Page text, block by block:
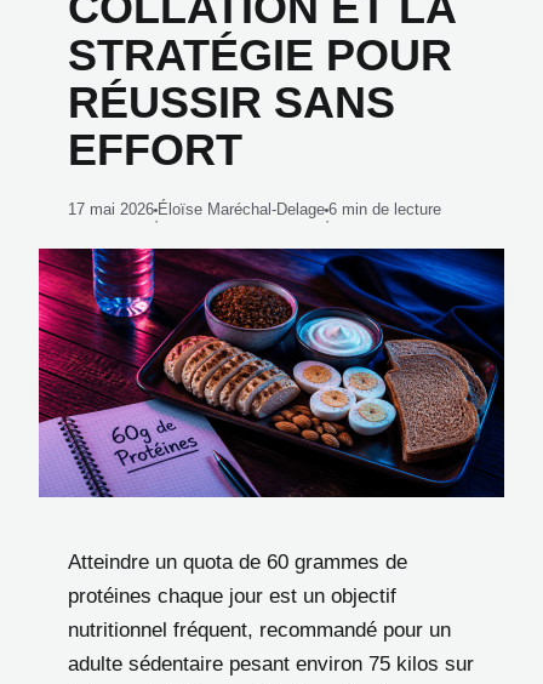
STRATÉGIE POUR
RÉUSSIR SANS
EFFORT
17 mai 2026
·
Éloïse Maréchal-Delage
·
6 min de lecture
Atteindre un quota de 60 grammes de
protéines chaque jour est un objectif
nutritionnel fréquent, recommandé pour un
adulte sédentaire pesant environ 75 kilos sur